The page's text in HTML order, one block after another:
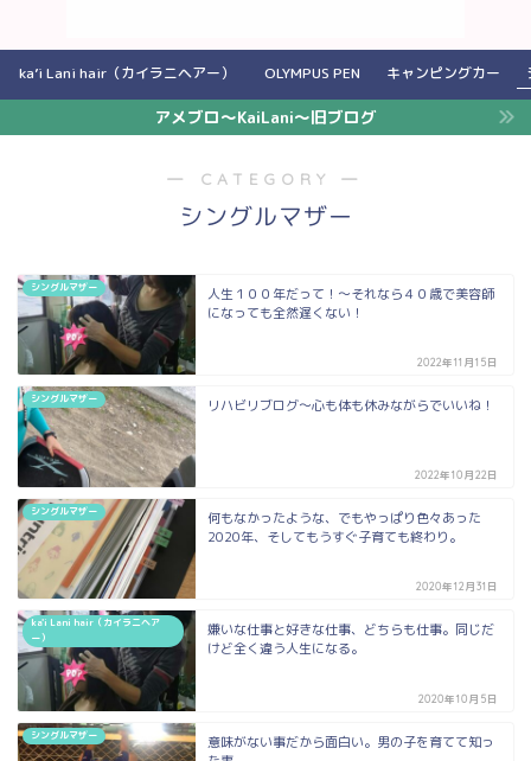
ka’i Lani hair（カイラニヘアー） OLYMPUS PEN キャンピングカー
アメブロ〜KaiLani〜旧ブログ
― CATEGORY ―
シングルマザー
シングルマザー
人生１００年だって！〜それなら４０歳で美容師
になっても全然遅くない！
2022年11月15日
シングルマザー リハビリブログ〜心も体も休みながらでいいね！
2022年10月22日
シングルマザー
何もなかったような、でもやっぱり色々あった
2020年、そしてもうすぐ子育ても終わり。
2020年12月31日
ka'i Lani hair（カイラニヘア
ー）
嫌いな仕事と好きな仕事、どちらも仕事。同じだ
けど全く違う人生になる。
2020年10月5日
シングルマザー
意味がない事だから面白い。男の子を育てて知っ